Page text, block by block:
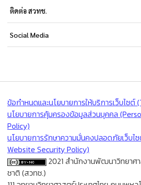
ติดต่อ สวทช.
Social Media
ข้อกำหนดและนโยบายการให้บริการเว็บไซต์
นโยบายการคุ้มครองข้อมูลส่วนบุคคล
Policy)
นโยบายการรักษาความมั่นคงปลอดภัยเว็บไ
Website Security Policy)
2021 สำนักงานพัฒนาวิทยาศ
ชาติ (สวทช.)